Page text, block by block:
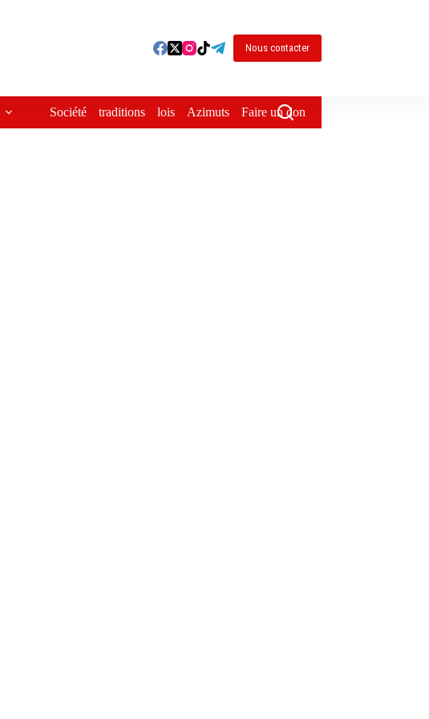
Nous contacter
Société traditions lois Azimuts Faire un don